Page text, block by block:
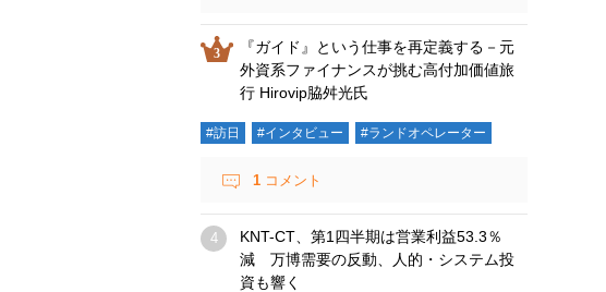
『ガイド』という仕事を再定義する－元
外資系ファイナンスが挑む高付加価値旅
行 Hirovip脇舛光氏
#訪日 #インタビュー #ランドオペレーター
1 コメント
KNT-CT、第1四半期は営業利益53.3％
減 万博需要の反動、人的・システム投
資も響く